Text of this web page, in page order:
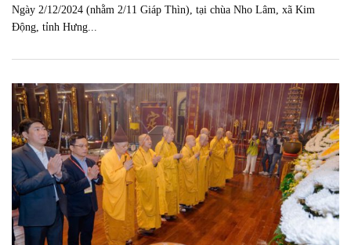
Ngày 2/12/2024 (nhằm 2/11 Giáp Thìn), tại chùa Nho Lâm, xã Kim
Động, tỉnh Hưng...